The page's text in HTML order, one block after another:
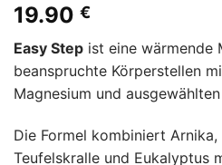
Bewertet
mit5von
auf
1
Kundenbewertung
19.90 €
Easy Step ist eine wärmende
beanspruchte Körperstellen
Magnesium und
Die Formel kombiniert Arnika,
Teufelskralle und Eukalyptus